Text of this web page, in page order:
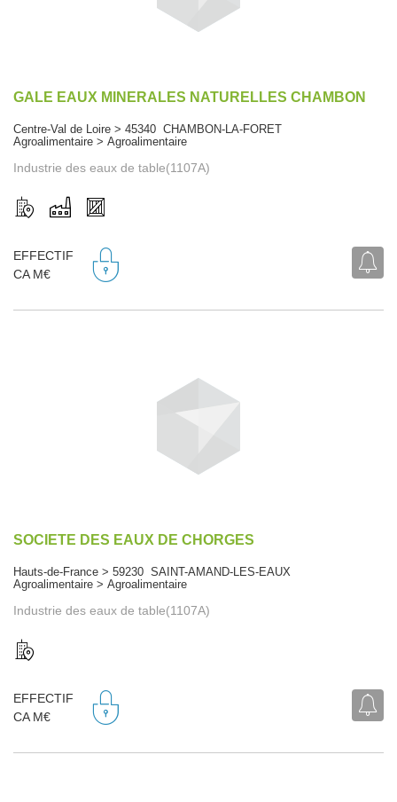
GALE EAUX MINERALES NATURELLES CHAMBON
Centre-Val de Loire > 45340 CHAMBON-LA-FORET
Agroalimentaire > Agroalimentaire
Industrie des eaux de table(1107A)
EFFECTIF
CA M€
SOCIETE DES EAUX DE CHORGES
Hauts-de-France > 59230 SAINT-AMAND-LES-EAUX
Agroalimentaire > Agroalimentaire
Industrie des eaux de table(1107A)
EFFECTIF
CA M€